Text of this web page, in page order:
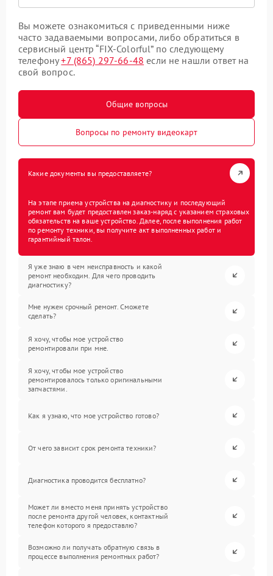
Вы можете ознакомиться с приведенными ниже
часто задаваемыми вопросами, либо обратиться в
сервисный центр “FIX-Colorful” по следующему
телефону+7 (865) 297-66-48 если не нашли ответ на
свой вопрос.
Общие вопросы
Вопросы по ремонту видеокарт
Какие документы вы предоставляете?
На этапе приема устройства на диагностику и последующий
ремонт вам будет предоставлен заказ-наряд с указанием страховых
обязательств на ваше устройство. Далее, после выполнения работ
по ремонту техники, вы получите акт выполненных работ и
гарантийный талон.
Я уже знаю в чем неисправность и какой
ремонт необходим. Для чего проводить
диагностику?
Мне нужен срочный ремонт. Сможете
сделать?
Я хочу, чтобы мое устройство
ремонтировали при мне.
Я хочу, чтобы мое устройство
ремонтировалось только оригинальными
запчастями.
Как я узнаю, что мое устройство готово?
От чего зависит срок ремонта техники?
Диагностика проводится бесплатно?
Может ли вместо меня принять устройство
после ремонта другой человек, контактный
телефон которого я предоставлю?
Возможно ли получать обратную связь в
процессе выполнения ремонтных работ?